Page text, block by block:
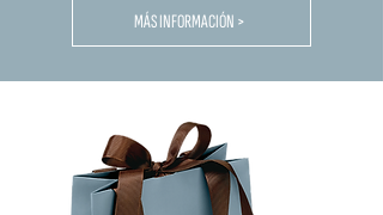
MÁS INFORMACIÓN >